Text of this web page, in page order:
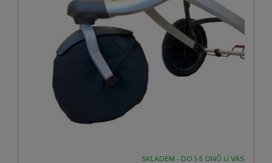
SKLADEM - DO 1-5 DNŮ U VÁS